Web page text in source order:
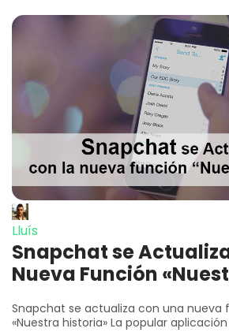
Lluís
Snapchat se
Nueva Función
Snapchat se actualiza con una nueva
«Nuestra historia» La popular